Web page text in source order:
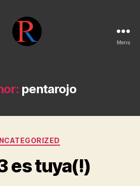
Menu
pentarojo
Categories
es tuya(!)